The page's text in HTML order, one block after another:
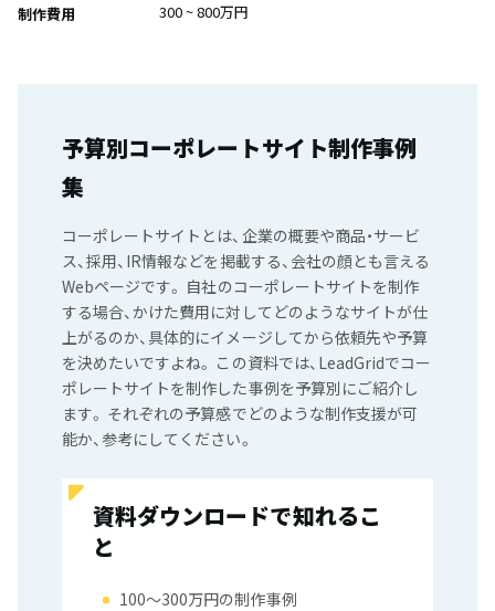
制作費用
300 ~ 800万円
予算別コーポレートサイト制作事例
集
コーポレートサイトとは、企業の概要や商品・サービ
ス、採用、IR情報などを掲載する、会社の顔とも言える
Webページです。 自社のコーポレートサイトを制作
する場合、かけた費用に対してどのようなサイトが仕
上がるのか、具体的にイメージしてから依頼先や予算
を決めたいですよね。 この資料では、LeadGridでコー
ポレートサイトを制作した事例を予算別にご紹介し
ます。 それぞれの予算感でどのような制作支援が可
能か、参考にしてください。
資料ダウンロードで知れるこ
と
100〜300万円の制作事例